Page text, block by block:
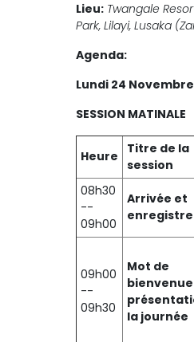
Lieu: Twangale
Park, Lilayi, Lusaka
Agenda:
Lundi 24 Novembre
SESSION MATINALE
Heure
Titre de la
session
08h30
--
09h00
Arrivée et
09h00
--
09h30
Mot de
la journée